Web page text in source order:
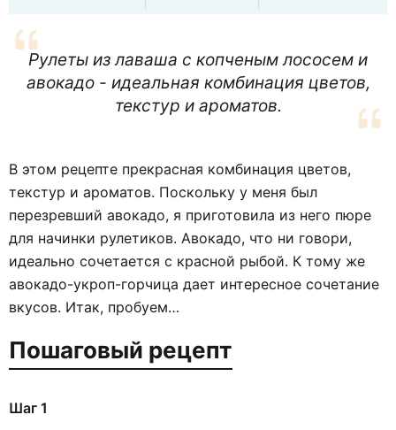
Рулеты из лаваша с копченым лососем и
авокадо - идеальная комбинация цветов,
текстур и ароматов.
В этом рецепте прекрасная комбинация цветов,
текстур и ароматов. Поскольку у меня был
перезревший авокадо, я приготовила из него пюре
для начинки рулетиков. Авокадо, что ни говори,
идеально сочетается с красной рыбой. К тому же
авокадо-укроп-горчица дает интересное сочетание
вкусов. Итак, пробуем…
Пошаговый рецепт
Шаг 1